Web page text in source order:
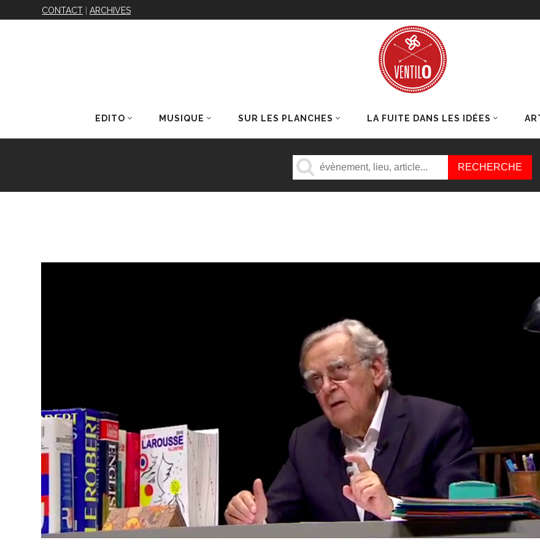
CONTACT |ARCHIVES
EDITO MUSIQUE SUR LES PLANCHES LA FUITE DANS LES IDÉES